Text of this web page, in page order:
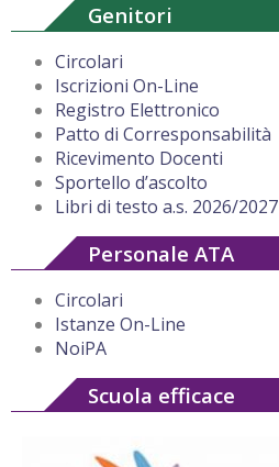
Genitori
Circolari
Iscrizioni On-Line
Registro Elettronico
Patto di Corresponsabilità
Ricevimento Docenti
Sportello d’ascolto
Libri di testo a.s. 2026/2027
Personale ATA
Circolari
Istanze On-Line
NoiPA
Scuola efficace